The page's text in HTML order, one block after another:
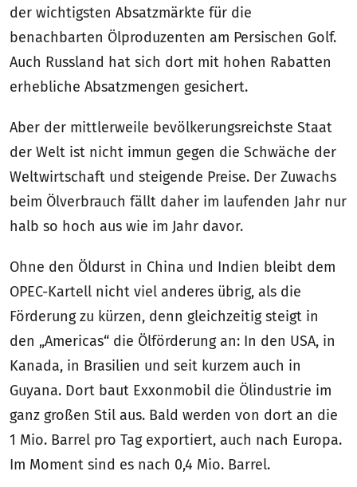
der wichtigsten Absatzmärkte für die
benachbarten Ölproduzenten am Persischen Golf.
Auch Russland hat sich dort mit hohen Rabatten
erhebliche Absatzmengen gesichert.
Aber der mittlerweile bevölkerungsreichste Staat
der Welt ist nicht immun gegen die Schwäche der
Weltwirtschaft und steigende Preise. Der Zuwachs
beim Ölverbrauch fällt daher im laufenden Jahr nur
halb so hoch aus wie im Jahr davor.
Ohne den Öldurst in China und Indien bleibt dem
OPEC-Kartell nicht viel anderes übrig, als die
Förderung zu kürzen, denn gleichzeitig steigt in
den „Americas“ die Ölförderung an: In den USA, in
Kanada, in Brasilien und seit kurzem auch in
Guyana. Dort baut Exxonmobil die Ölindustrie im
ganz großen Stil aus. Bald werden von dort an die
1 Mio. Barrel pro Tag exportiert, auch nach Europa.
Im Moment sind es nach 0,4 Mio. Barrel.